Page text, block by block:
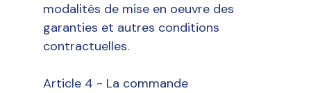
modalités de mise en oeuvre des
garanties et autres conditions
contractuelles.
Article 4 - La commande